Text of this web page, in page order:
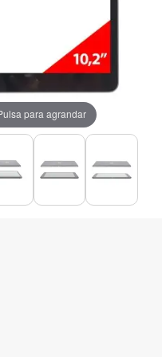
para agrandar